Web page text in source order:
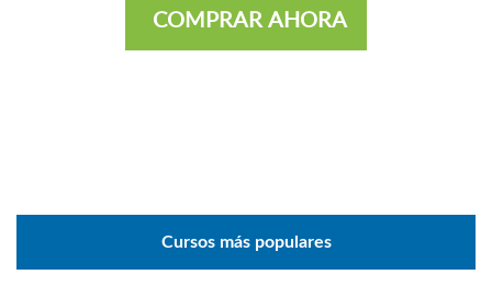
COMPRAR AHORA
Cursos más populares